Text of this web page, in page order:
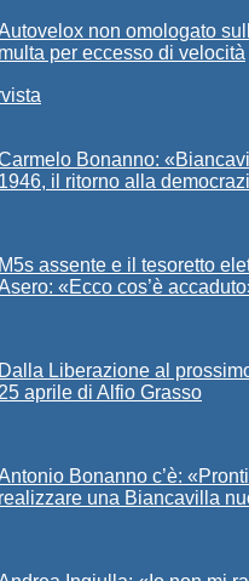
non omologato
multa per eccesso di velocità
Bonanno:
1946, il ritorno alla
M5s assente e il tesoretto
«Ecco cos’è
Dalla Liberazione al
25 aprile di Alfio Grasso
Bonanno c’è:
realizzare una Biancavilla